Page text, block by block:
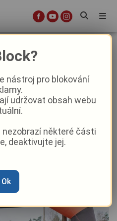
zve na pátý
plný
a radosti z
|12:56
nástroj pro blokování
udržovat obsah webu
nezobrazí některé části
deaktivujte jej.
Ok